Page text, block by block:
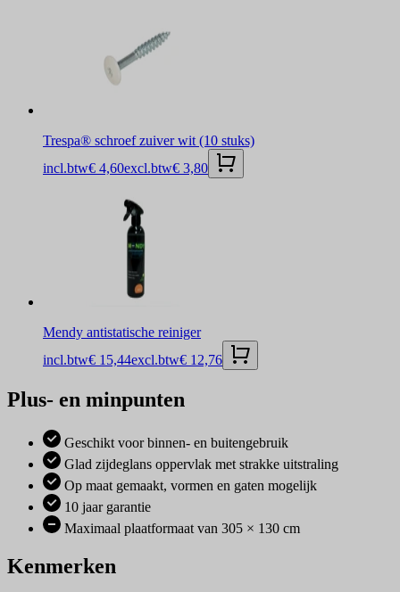
Trespa® schroef zuiver wit (10 stuks)
incl.btw€ 4,60excl.btw€ 3,80
Mendy antistatische reiniger
incl.btw€ 15,44excl.btw€ 12,76
Plus- en minpunten
Geschikt voor binnen- en buitengebruik
Glad zijdeglans oppervlak met strakke uitstraling
Op maat gemaakt, vormen en gaten mogelijk
10 jaar garantie
Maximaal plaatformaat van 305 × 130 cm
Kenmerken